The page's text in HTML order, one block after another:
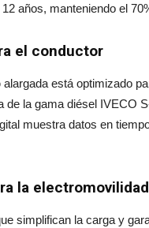
años, manteniendo el
el conductor
alargada está optimizado
de la gama diésel IVECO
muestra datos en
la electromovilidad
simplifican la carga y